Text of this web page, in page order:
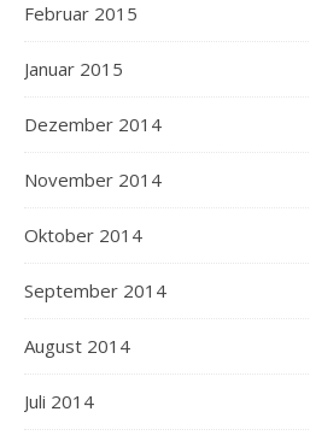
Februar 2015
Januar 2015
Dezember 2014
November 2014
Oktober 2014
September 2014
August 2014
Juli 2014